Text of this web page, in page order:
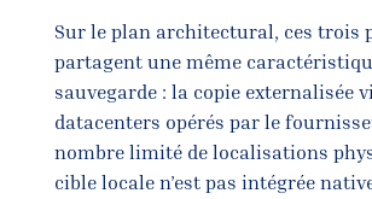
Sur le plan architectural, ces trois
partagent une même
sauvegarde : la copie externalisée
datacenters opérés par le
nombre limité de localisations
cible locale n’est pas intégrée